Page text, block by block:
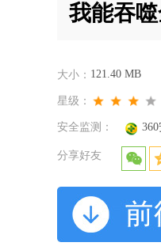
我能吞
大小： 121.40 MB
星级：
安全监测：
分享好友